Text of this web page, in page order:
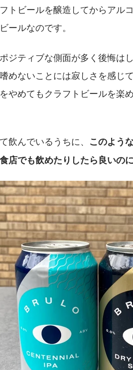
トビールを醸造してからアル
ールなのです。
ジティブな側面が多く後悔は
めないことには寂しさを感じ
やめてもクラフトビールを楽
飲んでいるうちに、 このよう
店でも飲めたりしたら良いの